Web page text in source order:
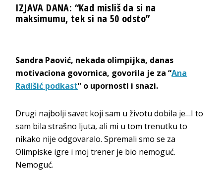
IZJAVA DANA: “Kad misliš da si na
maksimumu, tek si na 50 odsto”
Sandra Paović, nekada olimpijka, danas
motivaciona govornica, govorila je za “Ana
Radišić podkast” o upornosti i snazi.
Drugi najbolji savet koji sam u životu dobila je…I to
sam bila strašno ljuta, ali mi u tom trenutku to
nikako nije odgovaralo. Spremali smo se za
Olimpiske igre i moj trener je bio nemoguć.
Nemoguć.